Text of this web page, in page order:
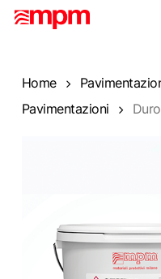
Skip
Home
Pavimentazioni